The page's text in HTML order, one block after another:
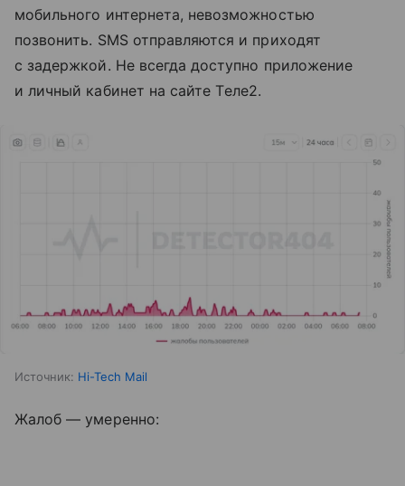
мобильного интернета, невозможностью
позвонить. SMS отправляются и приходят
с задержкой. Не всегда доступно приложение
и личный кабинет на сайте Tеле2.
Источник: Hi-Tech Mail
Жалоб — умеренно: